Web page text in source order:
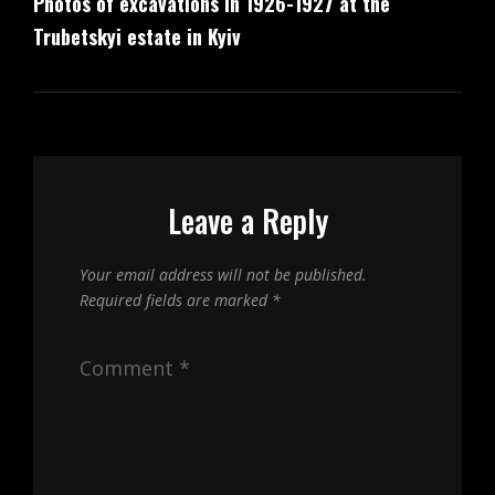
Trubetskyi estate in Kyiv
Leave a Reply
Your email address will not be published.
Required fields are marked *
Comment *